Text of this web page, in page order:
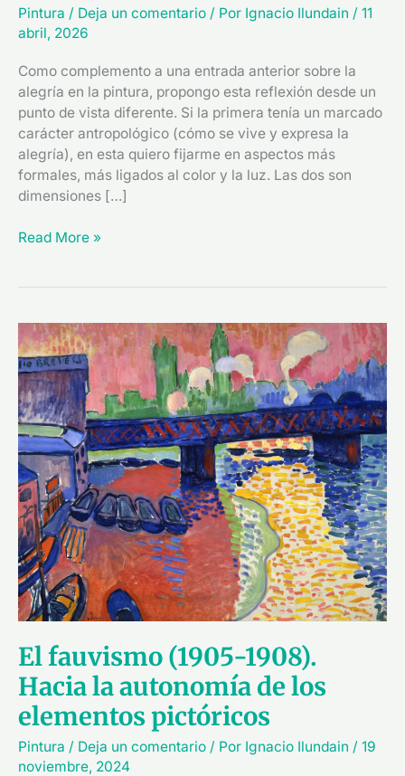
Pintura / Deja un comentario / Por Ignacio Ilundain / 11
abril, 2026
Como complemento a una entrada anterior sobre la
alegría en la pintura, propongo esta reflexión desde un
punto de vista diferente. Si la primera tenía un marcado
carácter antropológico (cómo se vive y expresa la
alegría), en esta quiero fijarme en aspectos más
formales, más ligados al color y la luz. Las dos son
dimensiones […]
Read More »
El fauvismo (1905-1908).
Hacia la autonomía de los
elementos pictóricos
Pintura / Deja un comentario / Por Ignacio Ilundain / 19
noviembre, 2024
El
fauvismo
(1905-
1908).
Hacia
la
autonomía
de
los
elementos
pictóricos